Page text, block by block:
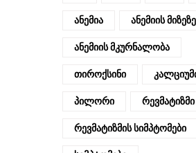
Ანემია Ანემიის
Ანემიის Მკურნალობა
Თიროქსინი
Პილორი Რევმატიზმი
Რევმატიზმის Სიმპტომები